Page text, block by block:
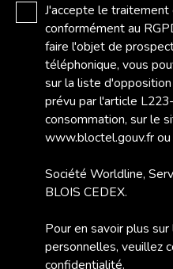
J'accepte le
conformément au
faire l'objet de
téléphonique, vous
sur la liste
prévu par l'article
consommation, sur le
www.bloctel.gouv.fr ou
Société Worldline,
BLOIS CEDEX.
Pour en savoir plus
personnelles, veuillez
confidentialité.